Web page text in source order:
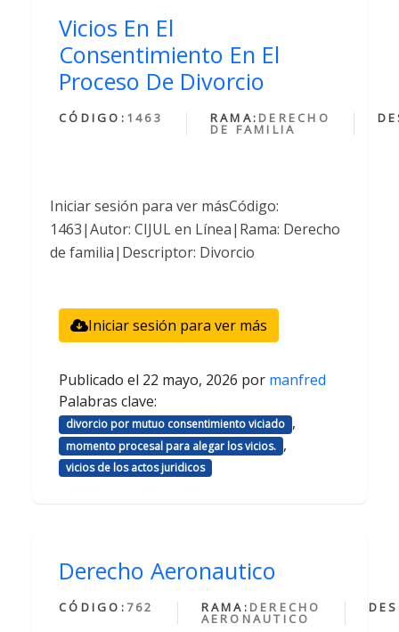
Vicios En El
Consentimiento En El
Proceso De Divorcio
CÓDIGO: 1463 RAMA: DERECHO
DE FAMILIA
Iniciar sesión para ver másCódigo:
1463|Autor: CIJUL en Línea|Rama: Derecho
de familia|Descriptor: Divorcio
Iniciar sesión para ver más
Publicado el 22 mayo, 2026 por manfred
Palabras clave:
divorcio por mutuo consentimiento viciado ,
momento procesal para alegar los vicios. ,
vicios de los actos juridicos
Derecho Aeronautico
CÓDIGO: 762 RAMA: DERECHO
AERONAUTICO